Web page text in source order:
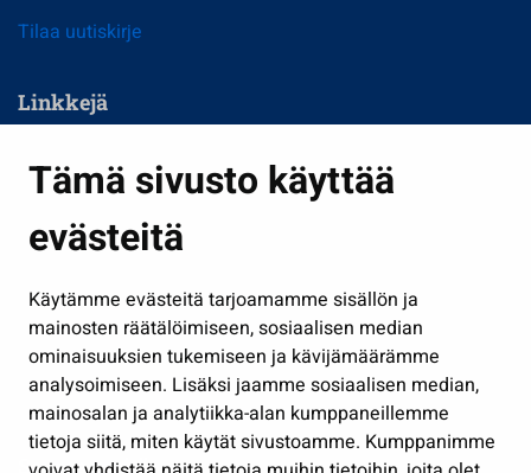
Tämä sivusto käyttää
evästeitä
Käytämme evästeitä tarjoamamme sisällön ja
mainosten räätälöimiseen, sosiaalisen median
ominaisuuksien tukemiseen ja kävijämäärämme
analysoimiseen. Lisäksi jaamme sosiaalisen median,
mainosalan ja analytiikka-alan kumppaneillemme
tietoja siitä, miten käytät sivustoamme. Kumppanimme
Tilaa uutiskirje
Linkkejä
Kasvatus ja opetus
Kulttuuri ja liikunta
Työ ja yrittäminen
Osallistu ja asioi
Näytä omat evästeasetukseni
Seuraa meitä